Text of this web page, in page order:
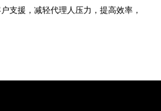
支援，减轻代理人压力，提高效率，